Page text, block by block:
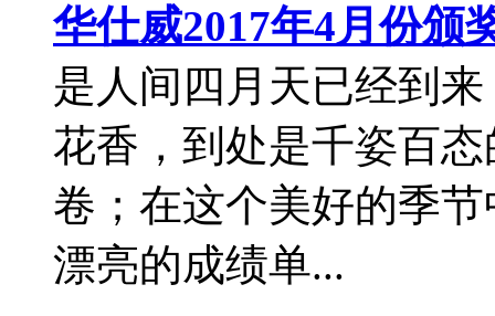
华仕威2017年4月份颁
是人间四月天已经到
花香，到处是千姿百
卷；在这个美好的季
漂亮的成绩单...